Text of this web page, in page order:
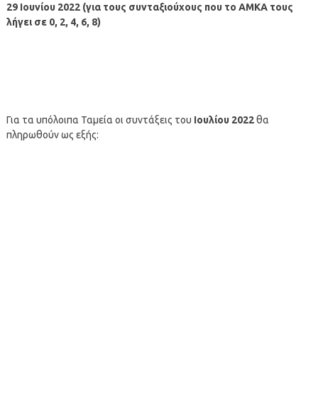
29 Ιουνίου2022(για τους συνταξιούχους που το ΑΜΚΑ τους
λήγει σε 0, 2, 4, 6, 8)
Για τα υπόλοιπα Ταμεία οι συντάξεις του Ιουλίου2022θα
πληρωθούν ως εξής: